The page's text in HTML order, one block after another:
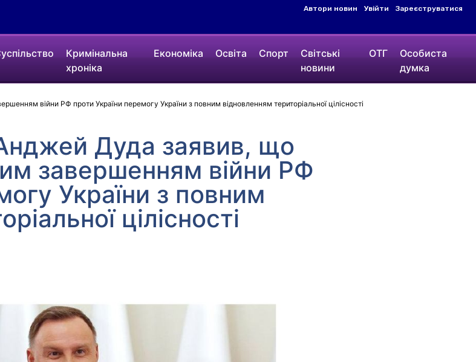
Автори новин Увійти Зареєструватися
Кримінальна
хроніка
Економіка Освіта Спорт
Світські
новини
ОТГ
Особиста
думка
війни РФ проти України перемогу України з повним відновленням територіальної цілісності
Дуда заявив, що
завершенням війни РФ
України з повним
цілісності